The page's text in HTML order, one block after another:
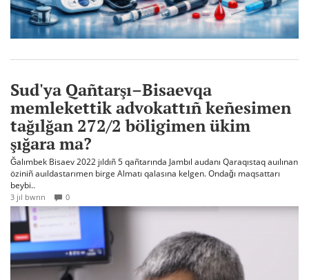
Sud'ya Qañtarşı–Bisaevqa
memlekettik advokattıñ keñesimen
tağılğan 272/2 böligimen ükim
şığara ma?
Ğalımbek Bisaev 2022 jıldıñ 5 qañtarında Jambıl audanı Qaraqıstaq auılınan
öziniñ auıldastarımen birge Almatı qalasına kelgen. Ondağı maqsattarı
beybi..
3 jıl bwrın 0